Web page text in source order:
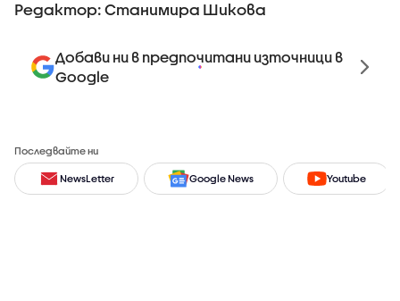
Редактор: Станимира Шикова
Добави ни в предпочитани източници в
Google
Последвайте ни
NewsLetter Google News Youtube